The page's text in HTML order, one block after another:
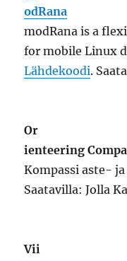
to
Suomenkielen
Lähdekoodi.
etronome
Metronomi.
Kauppa.
ainparty